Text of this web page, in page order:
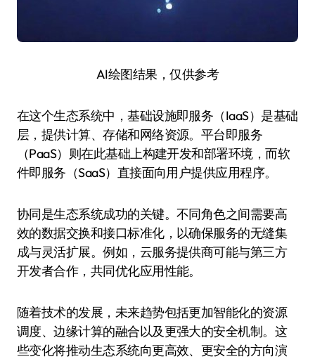
AI绘图结果，仅供参考
在这个生态系统中，基础设施即服务（IaaS）是基础
层，提供计算、存储和网络资源。平台即服务
（PaaS）则在此基础上构建开发和部署环境，而软
件即服务（SaaS）直接面向用户提供应用程序。
协同是生态系统成功的关键。不同角色之间需要高
效的数据交换和接口标准化，以确保服务的无缝集
成与灵活扩展。例如，云服务提供商可能与第三方
开发者合作，共同优化应用性能。
随着技术的发展，未来趋势包括更加智能化的资源
调度、边缘计算的融合以及更强大的安全机制。这
些变化将推动生态系统向更高效、更安全的方向演